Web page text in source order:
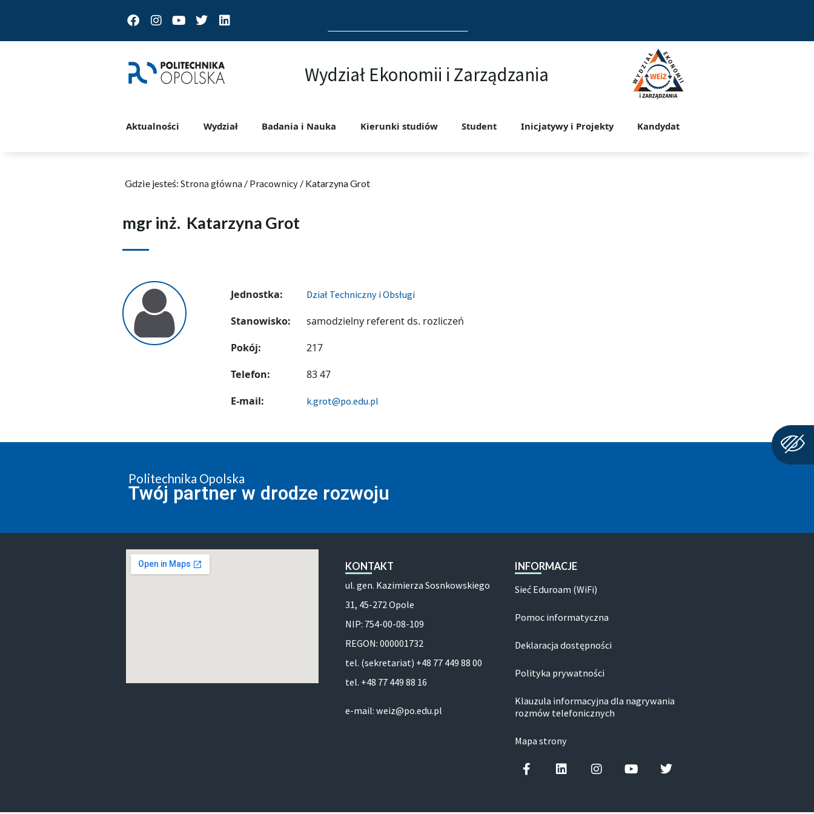
FacebookInstagram
Youtube
TwitterLinkedin
for:
Wydział Ekonomii i Zarządzania
Aktualności Wydział Badania i Nauka Kierunki studiów Student Inicjatywy i Projekty Kandydat
Gdzie jesteś: Strona główna / Pracownicy/ Katarzyna Grot
mgr inż. Katarzyna Grot
Jednostka: Dział Techniczny i Obsługi
Stanowisko:
samodzielny referent ds. rozliczeń
Pokój:
217
Telefon:
83 47
E-mail:
k.grot@po.edu.pl
Politechnika Opolska
Twój partner w drodze rozwoju
KONTAKT
ul. gen. Kazimierza Sosnkowskiego
31, 45-272 Opole
NIP: 754-00-08-109
REGON: 000001732
tel. (sekretariat) +48 77 449 88 00
tel. +48 77 449 88 16
e-mail: weiz@po.edu.pl
INFORMACJE
Sieć Eduroam (WiFi)
Pomoc informatyczna
Deklaracja dostępności
Polityka prywatności
Klauzula informacyjna dla nagrywania
rozmów telefonicznych
Mapa strony
Facebook-fLinkedinInstagramYoutubeTwitter